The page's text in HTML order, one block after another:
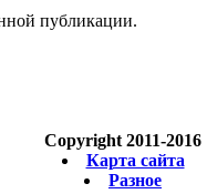
публикации.
Copyright 2011-2016
Карта сайта
Разное